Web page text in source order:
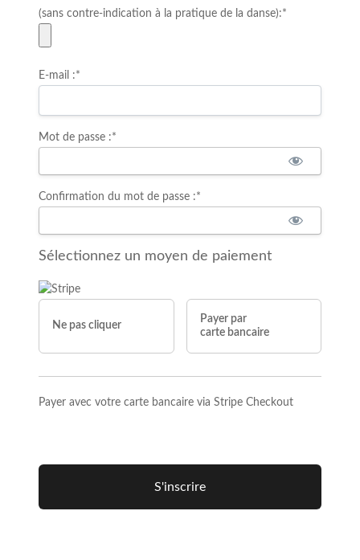
(sans contre-indication à la pratique de la danse):*
E-mail :*
Mot de passe :*
Confirmation du mot de passe :*
Sélectionnez un moyen de paiement
Ne pas cliquer
Payer par
carte bancaire
Payer avec votre carte bancaire via Stripe Checkout
Aucune valeur